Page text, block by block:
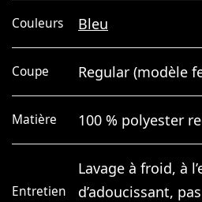
Couleurs Bleu
Coupe Regular (modèle
Matière 100 % polyester
Entretien
Lavage à froid, à
d’adoucissant,